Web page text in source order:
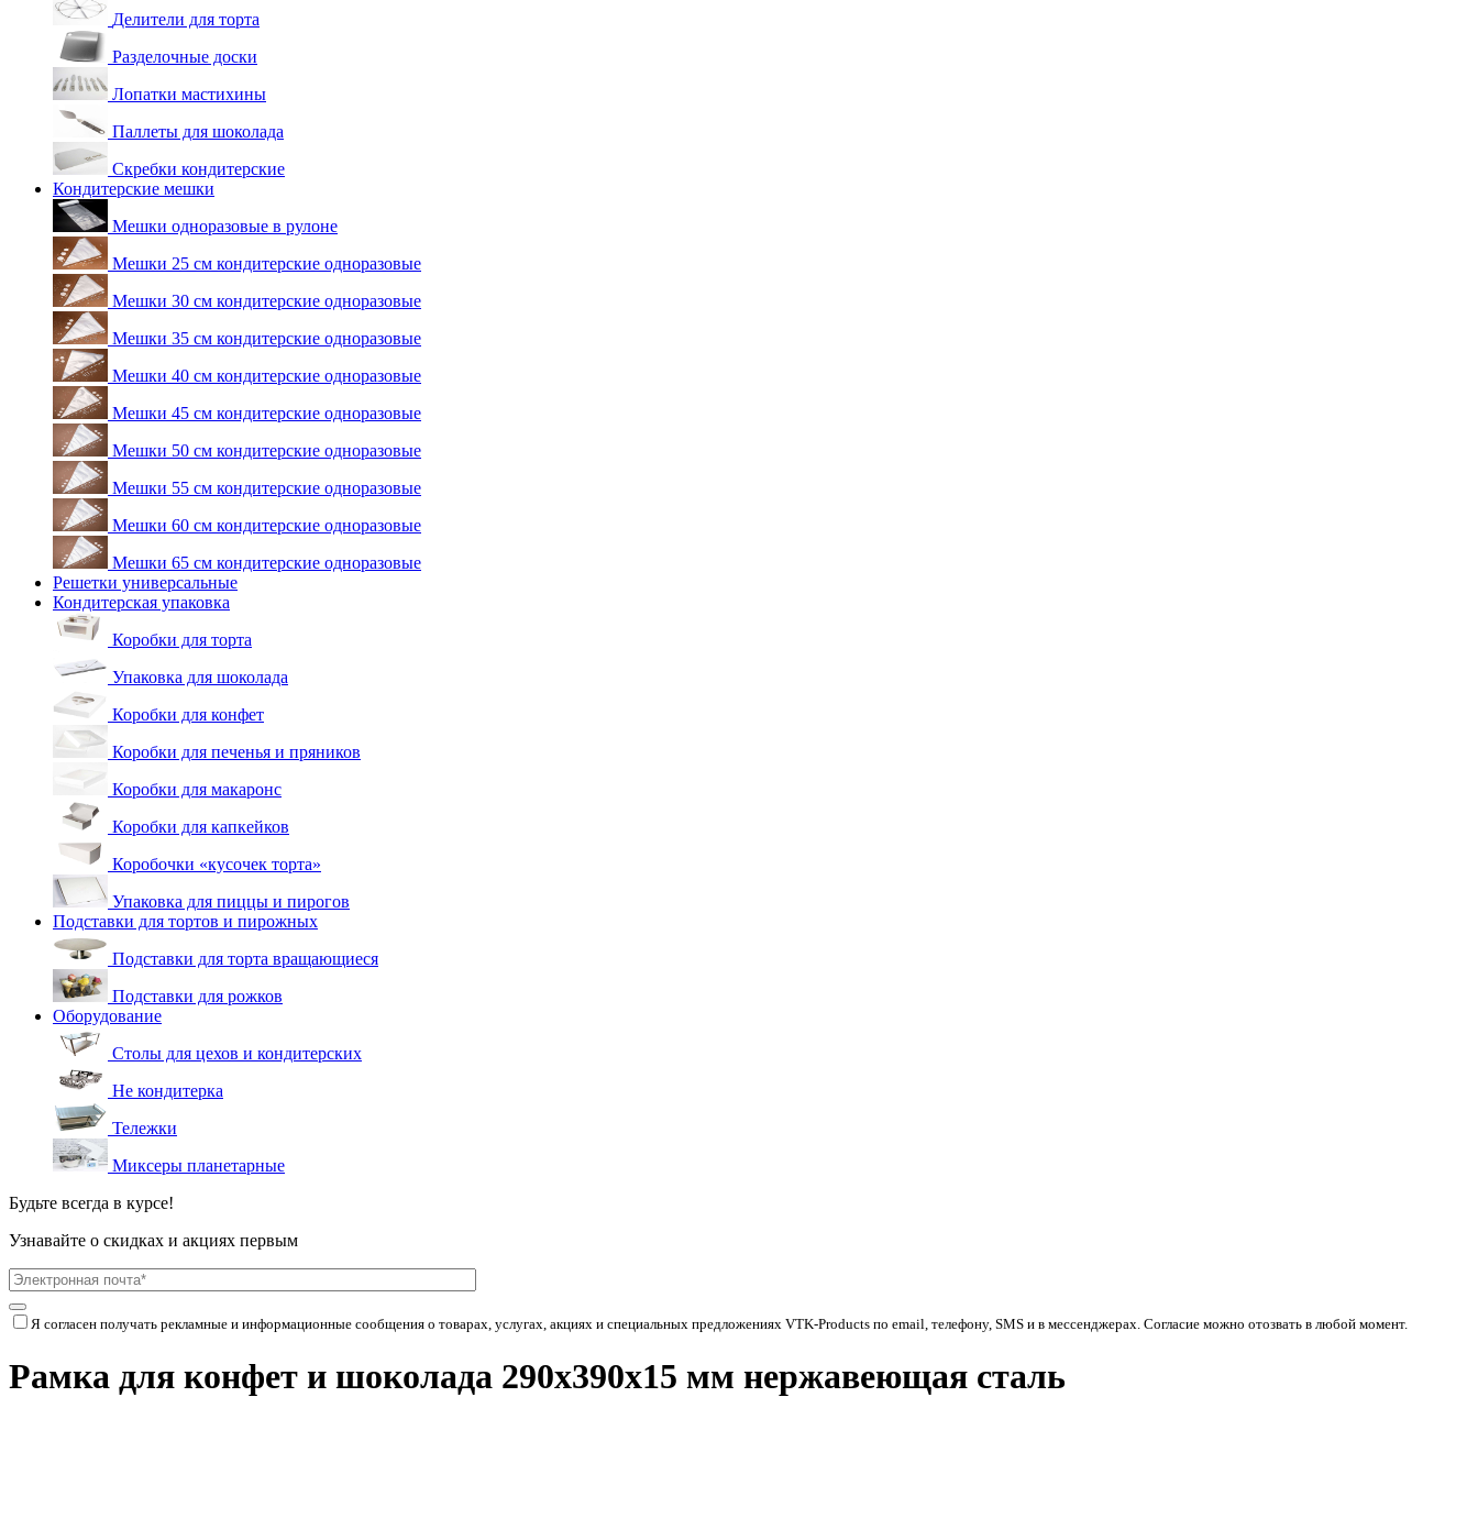
Делители для торта
Разделочные доски
Лопатки мастихины
Паллеты для шоколада
Скребки кондитерские
Кондитерские мешки
Мешки одноразовые в рулоне
Мешки 25 см кондитерские одноразовые
Мешки 30 см кондитерские одноразовые
Мешки 35 см кондитерские одноразовые
Мешки 40 см кондитерские одноразовые
Мешки 45 см кондитерские одноразовые
Мешки 50 см кондитерские одноразовые
Мешки 55 см кондитерские одноразовые
Мешки 60 см кондитерские одноразовые
Мешки 65 см кондитерские одноразовые
Решетки универсальные
Кондитерская упаковка
Коробки для торта
Упаковка для шоколада
Коробки для конфет
Коробки для печенья и пряников
Коробки для макаронс
Коробки для капкейков
Коробочки «кусочек торта»
Упаковка для пиццы и пирогов
Подставки для тортов и пирожных
Подставки для торта вращающиеся
Подставки для рожков
Оборудование
Столы для цехов и кондитерских
Не кондитерка
Тележки
Миксеры планетарные
Будьте всегда в курсе!
Узнавайте о скидках и акциях первым
Я согласен получать рекламные и информационные сообщения о товарах, услугах, акциях и специальных предложениях VTK-Products по email, телефону, SMS и в мессенджерах. Согласие можно отозвать в любой момент.
Рамка для конфет и шоколада 290х390х15 мм нержавеющая сталь